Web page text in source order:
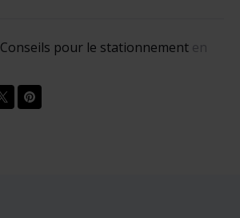
Conseils pour le stationnement en